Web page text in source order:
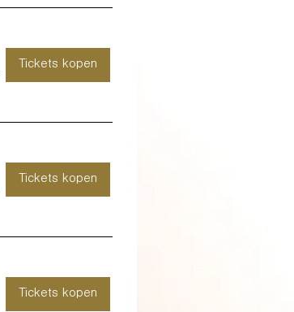
Tickets kopen
Tickets kopen
Tickets kopen